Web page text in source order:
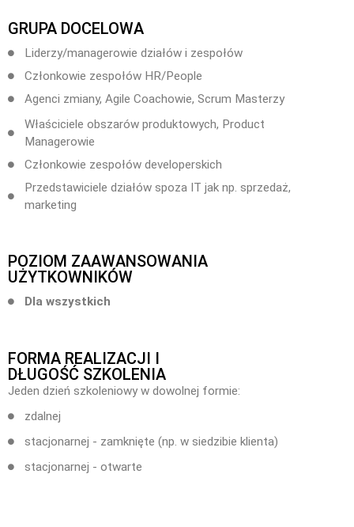
GRUPA DOCELOWA
Liderzy/managerowie działów i zespołów
Członkowie zespołów HR/People
Agenci zmiany, Agile Coachowie, Scrum Masterzy
Właściciele obszarów produktowych, Product
Managerowie
Członkowie zespołów developerskich
Przedstawiciele działów spoza IT jak np. sprzedaż,
marketing
POZIOM ZAAWANSOWANIA
UŻYTKOWNIKÓW
Dla wszystkich
FORMA REALIZACJI I
DŁUGOŚĆ SZKOLENIA
Jeden dzień szkoleniowy w dowolnej formie:
zdalnej
stacjonarnej - zamknięte (np. w siedzibie klienta)
stacjonarnej - otwarte